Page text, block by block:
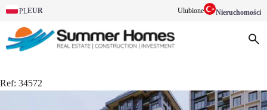
PLEUR Ulubione Nieruchomości
Ref: 34572